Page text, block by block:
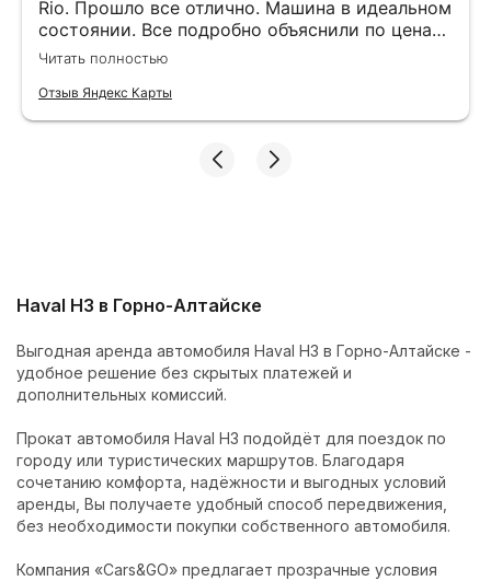
Rio. Прошло все отлично. Машина в идеальном
состоянии. Все подробно объяснили по ценам,
подсказали маршрут. Оставляли залог на
Читать полностью
Отзыв Яндекс Карты
Haval H3 в Горно-Алтайске
Выгодная аренда автомобиля Haval H3 в Горно-Алтайске -
удобное решение без скрытых платежей и
дополнительных комиссий.
Прокат автомобиля Haval H3 подойдёт для поездок по
городу или туристических маршрутов. Благодаря
сочетанию комфорта, надёжности и выгодных условий
аренды, Вы получаете удобный способ передвижения,
без необходимости покупки собственного автомобиля.
Компания «Cars&GO» предлагает прозрачные условия